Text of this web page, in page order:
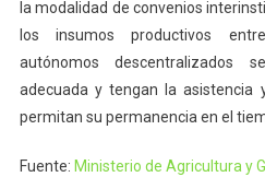
la modalidad de convenios
los insumos productivos
autónomos descentralizados
adecuada y tengan la asistencia
permitan su permanencia en el
Fuente: Ministerio de Agricultura y